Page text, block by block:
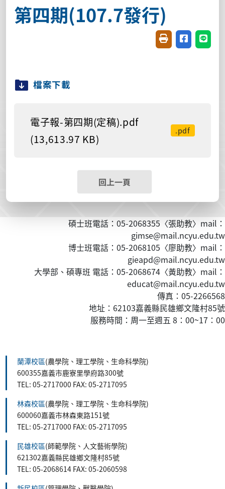
第四期(107.7發行)
友善列印(開新視
分享至臉書
分享
檔案下載
電子報-第四期(定稿).pdf
(13,613.97 KB)
.pdf
回上一頁
碩士班電話：05-2068355〈張助教〉mail：
gimse@mail.ncyu.edu.tw
博士班電話：05-2068105〈廖助教〉mail：
gieapd@mail.ncyu.edu.tw
大學部、碩專班 電話：05-2068674〈黃助教〉mail：
educat@mail.ncyu.edu.tw
傳真：05-2266568
地址：62103嘉義縣民雄鄉文隆村85號
服務時間：周一至週五 8：00~17：00
蘭潭校區(農學院、理工學院、生命科學院)
600355嘉義市鹿寮里學府路300號
TEL: 05-2717000 FAX: 05-2717095
林森校區(農學院、理工學院、生命科學院)
600060嘉義市林森東路151號
TEL: 05-2717000 FAX: 05-2717095
民雄校區(師範學院、人文藝術學院)
621302嘉義縣民雄鄉文隆村85號
TEL: 05-2068614 FAX: 05-2060598